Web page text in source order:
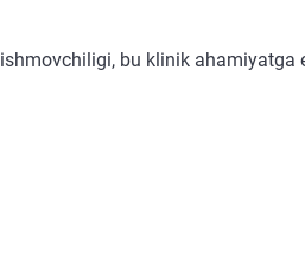
bu klinik ahamiyatga